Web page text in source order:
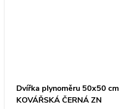
Dvířka plynoměru 50x50 cm
KOVÁŘSKÁ ČERNÁ ZN